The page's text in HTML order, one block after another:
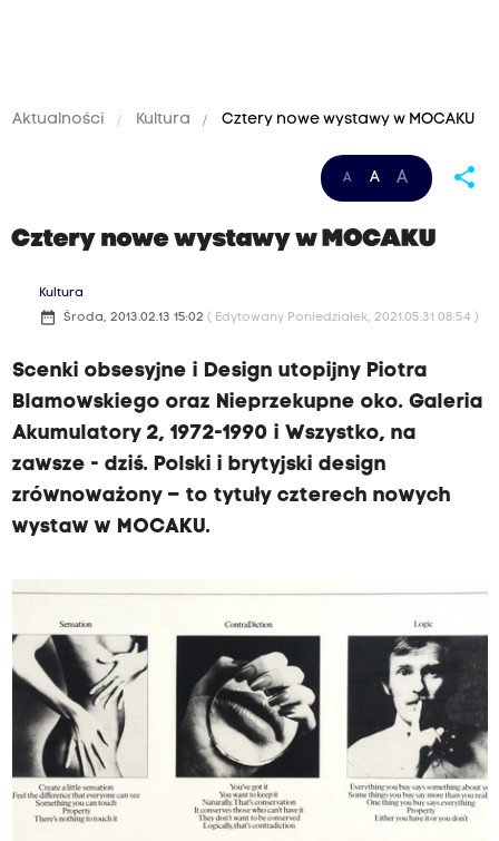
Aktualności Kultura Cztery nowe wystawy w MOCAKU
A A A share
Cztery nowe wystawy w MOCAKU
Kultura
date_range Środa, 2013.02.13 15:02 ( Edytowany Poniedziałek, 2021.05.31 08:54 )
Scenki obsesyjne i Design utopijny Piotra
Blamowskiego oraz Nieprzekupne oko. Galeria
Akumulatory 2, 1972-1990 i Wszystko, na
zawsze - dziś. Polski i brytyjski design
zrównoważony – to tytuły czterech nowych
wystaw w MOCAKU.